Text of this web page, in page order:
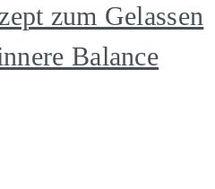
zum Gelassen
Balance